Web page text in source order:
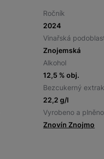
Ročník
2024
Vinařská
Znojemská
Alkohol
12,5 % obj.
Bezcukerný
22,2 g/l
Vyrobeno a plněno
Znovín Znojmo